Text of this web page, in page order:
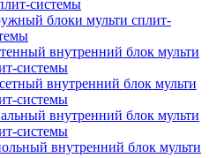
системы
блоки мульти сплит-
внутренний блок мульти
системы
внутренний блок мульти
системы
внутренний блок мульти
системы
внутренний блок мульти